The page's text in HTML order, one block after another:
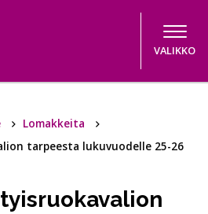
VALIKKO
Lomakkeita
tarpeesta lukuvuodelle 25-26